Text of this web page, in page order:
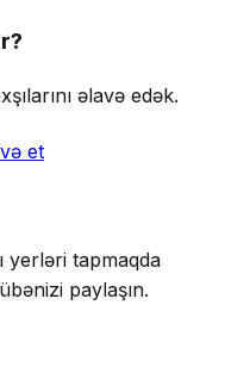
əlavə edək.
et
yerləri tapmaqda
paylaşın.